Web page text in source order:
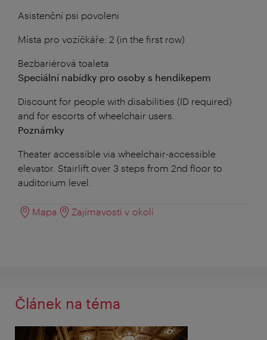
Asistenční psi povoleni
Místa pro vozíčkáře: 2 (in the first row)
Bezbariérová toaleta
Speciální nabídky pro osoby s hendikepem
Discount for people with disabilities (ID required)
and for escorts of wheelchair users.
Poznámky
Theater accessible via wheelchair-accessible
elevator. Stairlift over 3 steps from 2nd floor to
auditorium level.
Mapa Zajímavosti v okolí
Článek na téma